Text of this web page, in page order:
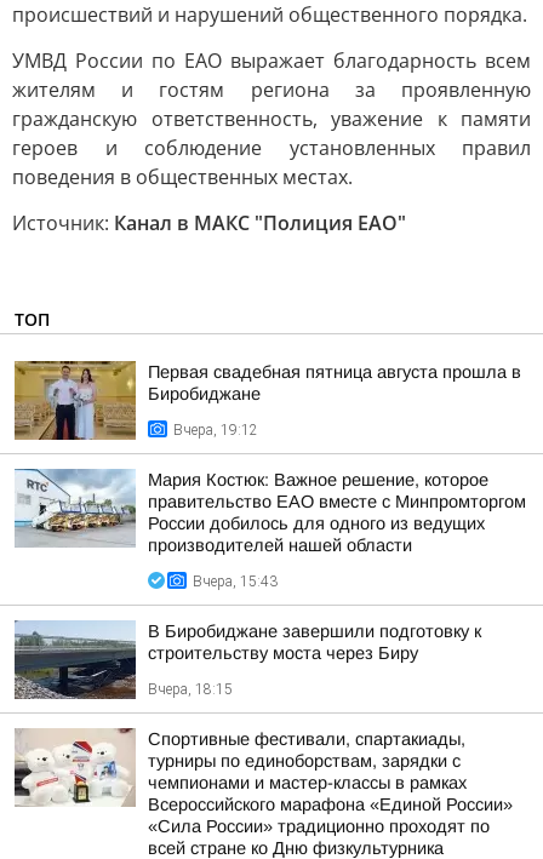
происшествий и нарушений общественного порядка.
УМВД России по ЕАО выражает благодарность всем
жителям и гостям региона за проявленную
гражданскую ответственность, уважение к памяти
героев и соблюдение установленных правил
поведения в общественных местах.
Источник: Канал в МАКС "Полиция ЕАО"
ТОП
Первая свадебная пятница августа прошла в
Биробиджане
Вчера, 19:12
Мария Костюк: Важное решение, которое
правительство ЕАО вместе с Минпромторгом
России добилось для одного из ведущих
производителей нашей области
Вчера, 15:43
В Биробиджане завершили подготовку к
строительству моста через Биру
Вчера, 18:15
Спортивные фестивали, спартакиады,
турниры по единоборствам, зарядки с
чемпионами и мастер-классы в рамках
Всероссийского марафона «Единой России»
«Сила России» традиционно проходят по
всей стране ко Дню физкультурника